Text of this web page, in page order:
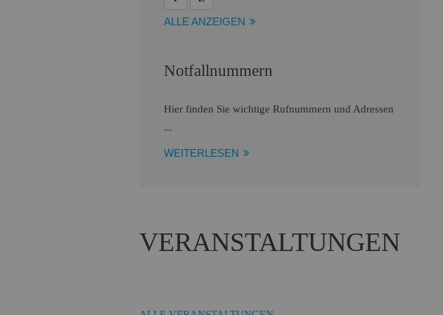
ALLE ANZEIGEN
Notfallnummern
Hier finden Sie wichtige Rufnummern und Adressen
...
WEITERLESEN
VERANSTALTUNGEN